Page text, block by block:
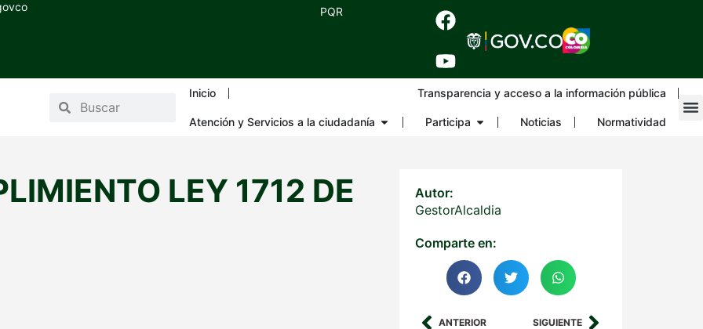
PQR
Inicio Transparencia y acceso a la información pública
Atención y Servicios a la ciudadanía Participa Noticias Normatividad
LEY 1712 DE
Autor:
GestorAlcaldia
Comparte en:
ANTERIOR SIGUIENTE